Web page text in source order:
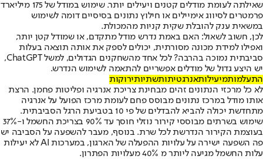
שאילתה לעומת מודלים קטנים ויעילים יותר. שימוש במודל של 175 מיליארד
פרמטרים לסיווג אימיילים או חילוץ נתונים בסיסיים דומה לשימוש
במשאית ענק להובלת שקית קניות מהמכולת.
לכן, חשוב לשאול: האם באמת נדרש מודל מתקדם, או שמודל קטן יותר,
ואפילו למידת מכונה מסורתית, יכולים לספק את אותה תוצאה בעלות
סביבתית נמוכה בהרבה? לכל אחד מהשחקנים הגדולים, למשל ChatGPT,
יש היצע גדול של מודלים אפשריים להתאמה לשימוש הנדרש.
התעלמותמיעילותאנרגטיתותשתיותירוקות
לא כל מרכזי הנתונים זהים מבחינת צריכת אנרגיה ופליטות פחמן. הרצת
אותו מודל במרכז נתונים מבוסס פחם לעומת מרכז הפועל על אנרגיה
מתחדשת יכולה להביא להבדלים של פי 10 בטביעת הרגל הסביבתית.
שימוש בשרתים מבוססי קירור נוזלי חוסך עד 90% בצריכת החשמל ו-37%
בעוצמת הקירור הנדרשת לכל שרת. בנוסף, מעבר להשפעה על הסביבה יש
פה השפעה ישירה על עלויות ההפעלה של הארגון, במערכות AI לא יעילות
עלות החשמל מגיעה ליותר מ 40% מעלויות הפתרון.